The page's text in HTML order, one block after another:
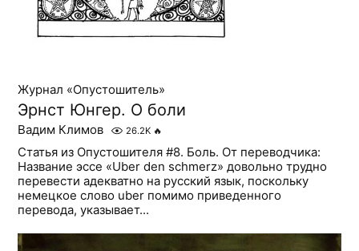
Журнал «Опустошитель»
Эрнст Юнгер. О боли
Вадим Климов 26.2K 🔥
Статья из Опустошителя #8. Боль. От переводчика:
Название эссе «Uber den schmerz» довольно трудно
перевести адекватно на русский язык, поскольку
немецкое слово uber помимо приведенного
перевода, указывает...